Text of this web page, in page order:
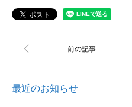
最近のお知らせ